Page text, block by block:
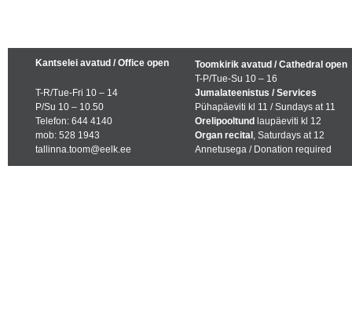
Kantselei avatud / Office open
T-R/Tue-Fri 10 – 14
P/Su 10 – 10.50
Telefon: 644 4140
mob: 528 1943
tallinna.toom@eelk.ee
Toomkirik avatud / Cathedral open
T-P/Tue-Su 10 – 16
Jumalateenistus / Services
Pühapäeviti kl 11 / Sundays at 11
Orelipooltund laupäeviti kl 12
Organ recital , Saturdays at 12
Annetusega / Donation required